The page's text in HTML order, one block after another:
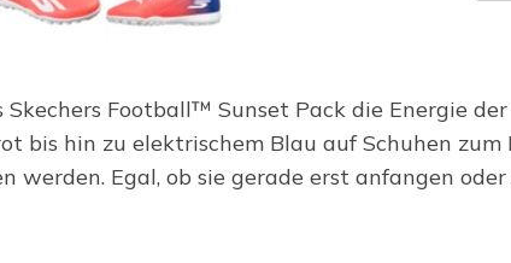
Football™ Sunset Pack die Energie
bis hin zu elektrischem Blau auf Schuhen
werden. Egal, ob sie gerade erst anfangen